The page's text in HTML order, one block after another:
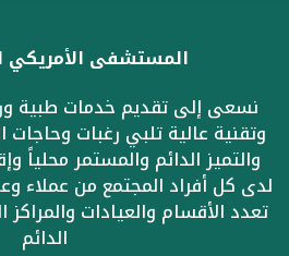
المستشفى الأمريكي
نسعى إلى تقديم خدمات طبية
وتقنية عالية تلبي رغبات وحاجات
والتميز الدائم والمستمر محلياً
لدى كل أفراد المجتمع من عملاء
تعدد الأقسام والعيادات والمراكز
الدائم